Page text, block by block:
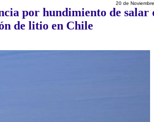
20 de
por hundimiento de salar
de litio en Chile